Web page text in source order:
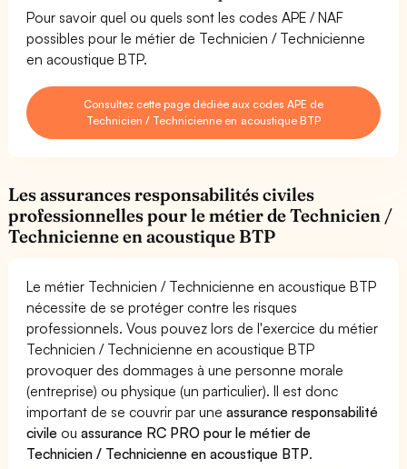
Pour savoir quel ou quels sont les codes APE / NAF
possibles pour le métier de Technicien / Technicienne
en acoustique BTP.
Consultez cette page dédiée aux codes APE de
Technicien / Technicienne en acoustique BTP
Les assurances responsabilités civiles
professionnelles pour le métier de Technicien /
Technicienne en acoustique BTP
Le métier Technicien / Technicienne en acoustique BTP
nécessite de se protéger contre les risques
professionnels. Vous pouvez lors de l'exercice du métier
Technicien / Technicienne en acoustique BTP
provoquer des dommages à une personne morale
(entreprise) ou physique (un particulier). Il est donc
important de se couvrir par uneassurance responsabilité
civile ouassurance RC PRO pour le métier de
Technicien / Technicienne en acoustique BTP.